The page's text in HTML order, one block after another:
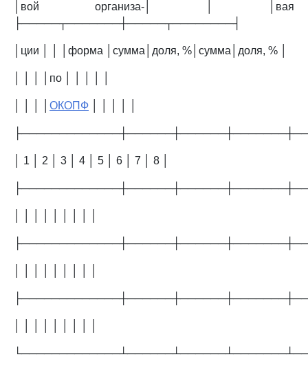
│вой организа-│ │ │вая
├─────┬───────┼─────┬────────┤
│ции │ │ │форма │сумма│доля, %│сумма│доля, % │
│ │ │ │по │ │ │ │ │
ОКОПФ
│ 1 │ 2 │ 3 │ 4 │ 5 │ 6 │ 7 │ 8 │